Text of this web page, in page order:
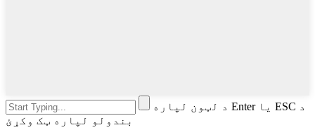
د لټون لپاره Enter یا ESC د
بندولو لپاره ټک وکړئ